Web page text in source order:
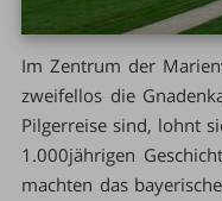
Im Zentrum der
zweifellos die
Pilgerreise sind, lohnt
1.000jährigen
machten das